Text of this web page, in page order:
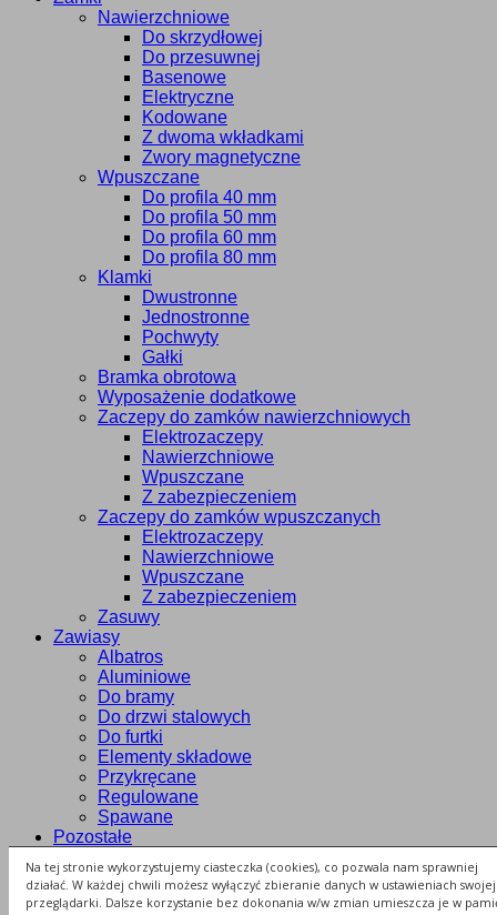
Na tej stronie wykorzystujemy ciasteczka (cookies), co pozwala nam sprawniej
działać. W każdej chwili możesz wyłączyć zbieranie danych w ustawieniach swojej
przeglądarki. Dalsze korzystanie bez dokonania w/w zmian umieszcza je w
Nawierzchniowe
Do skrzydłowej
Do przesuwnej
Basenowe
Elektryczne
Kodowane
Z dwoma wkładkami
Zwory magnetyczne
Wpuszczane
Do profila 40 mm
Do profila 50 mm
Do profila 60 mm
Do profila 80 mm
Klamki
Dwustronne
Jednostronne
Pochwyty
Gałki
Bramka obrotowa
Wyposażenie dodatkowe
Zaczepy do zamków nawierzchniowych
Elektrozaczepy
Nawierzchniowe
Wpuszczane
Z zabezpieczeniem
Zaczepy do zamków wpuszczanych
Elektrozaczepy
Nawierzchniowe
Wpuszczane
Z zabezpieczeniem
Zasuwy
Zawiasy
Albatros
Aluminiowe
Do bramy
Do drzwi stalowych
Do furtki
Elementy składowe
Przykręcane
Regulowane
Spawane
Pozostałe
Łapacze skrzydła
Ograniczniki otwarcia